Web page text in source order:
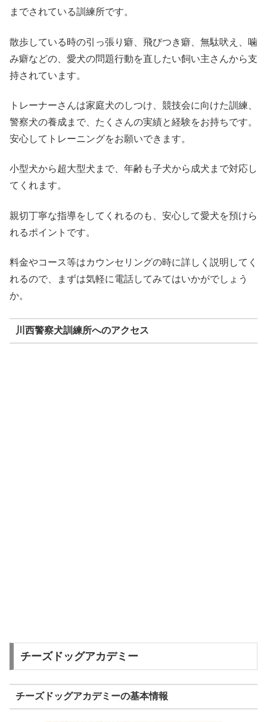
までされている訓練所です。
散歩している時の引っ張り癖、飛びつき癖、無駄吠え、噛
み癖などの、愛犬の問題行動を直したい飼い主さんから支
持されています。
トレーナーさんは家庭犬のしつけ、競技会に向けた訓練、
警察犬の養成まで、たくさんの実績と経験をお持ちです。
安心してトレーニングをお願いできます。
小型犬から超大型犬まで、年齢も子犬から成犬まで対応し
てくれます。
親切丁寧な指導をしてくれるのも、安心して愛犬を預けら
れるポイントです。
料金やコース等はカウンセリングの時に詳しく説明してく
れるので、まずは気軽に電話してみてはいかがでしょう
か。
川西警察犬訓練所へのアクセス
チーズドッグアカデミー
チーズドッグアカデミーの基本情報